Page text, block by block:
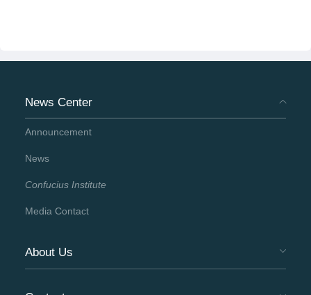
News Center
Announcement
News
Confucius Institute
Media Contact
About Us